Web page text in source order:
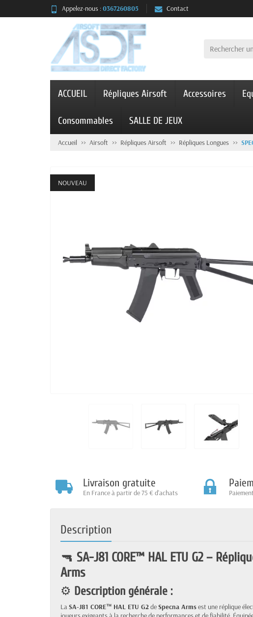
Appelez-nous :0367260805 Contact
ACCUEIL Répliques Airsoft Accessoires
Consommables SALLE DE JEUX
Accueil Airsoft Répliques Airsoft Répliques Longues
NOUVEAU
Livraison gratuite
En France à partir de 75 € d'achats
Description
🔫 SA-J81 CORE™ HAL ETU G2 –
Arms
⚙️ Description générale :
LaSA-J81 CORE™ HAL ETU G2deSpecna Armsest une réplique